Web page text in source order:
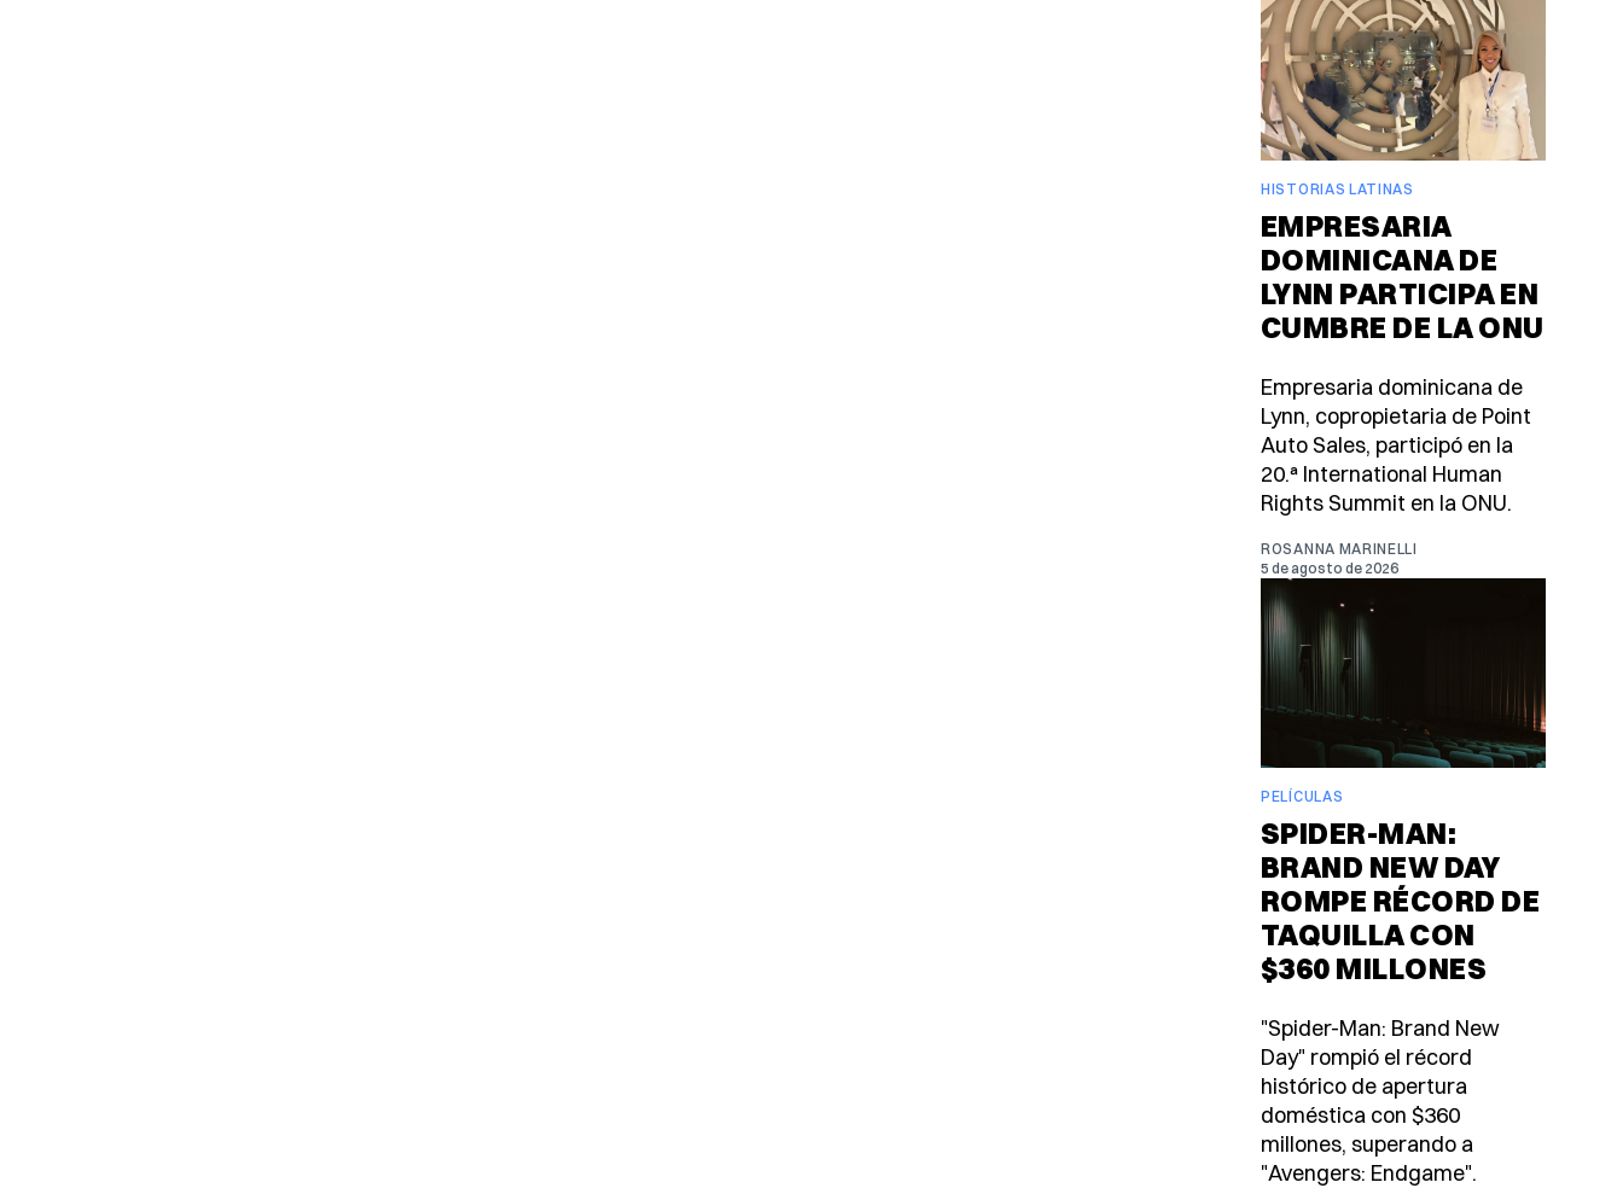
HISTORIAS LATINAS
EMPRESARIA
DOMINICANA DE
LYNN PARTICIPA EN
CUMBRE DE LA ONU
Empresaria dominicana de
Lynn, copropietaria de Point
Auto Sales, participó en la
20.ª International Human
Rights Summit en la ONU.
ROSANNA MARINELLI
5 de agosto de 2026
PELÍCULAS
SPIDER-MAN:
BRAND NEW DAY
ROMPE RÉCORD DE
TAQUILLA CON
$360 MILLONES
"Spider-Man: Brand New
Day" rompió el récord
histórico de apertura
doméstica con $360
millones, superando a
"Avengers: Endgame".